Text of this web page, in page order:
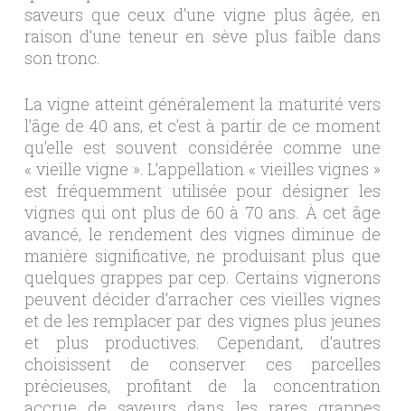
saveurs que ceux d’une vigne plus âgée, en
raison d’une teneur en sève plus faible dans
son tronc.
La vigne atteint généralement la maturité vers
l’âge de 40 ans, et c’est à partir de ce moment
qu’elle est souvent considérée comme une
« vieille vigne ». L’appellation « vieilles vignes »
est fréquemment utilisée pour désigner les
vignes qui ont plus de 60 à 70 ans. À cet âge
avancé, le rendement des vignes diminue de
manière significative, ne produisant plus que
quelques grappes par cep. Certains vignerons
peuvent décider d’arracher ces vieilles vignes
et de les remplacer par des vignes plus jeunes
et plus productives. Cependant, d’autres
choisissent de conserver ces parcelles
précieuses, profitant de la concentration